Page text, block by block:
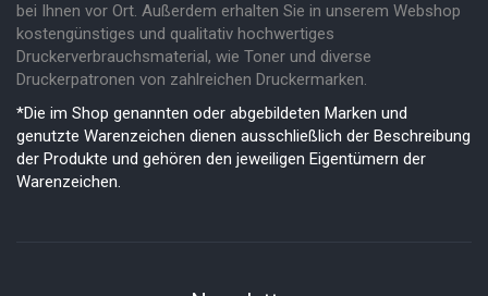
bei Ihnen vor Ort. Außerdem erhalten Sie in unserem Webshop
kostengünstiges und qualitativ hochwertiges
Druckerverbrauchsmaterial, wie Toner und diverse
Druckerpatronen von zahlreichen Druckermarken.
*Die im Shop genannten oder abgebildeten Marken und
genutzte Warenzeichen dienen ausschließlich der Beschreibung
der Produkte und gehören den jeweiligen Eigentümern der
Warenzeichen.